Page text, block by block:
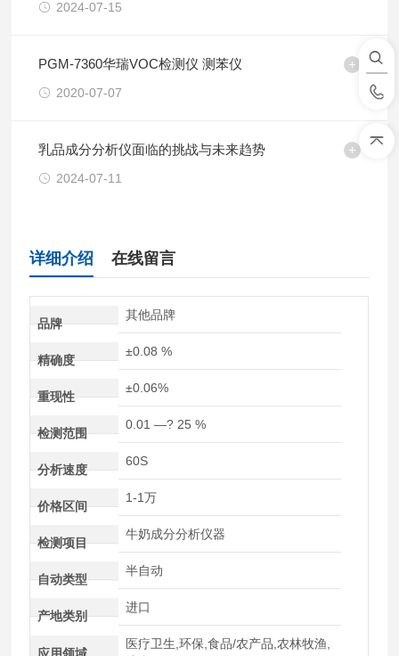
2024-07-15
PGM-7360华瑞VOC检测仪 测苯仪
2020-07-07
乳品成分分析仪面临的挑战与未来趋势
2024-07-11
详细介绍 在线留言
品牌
其他品牌
精确度
±0.08 %
重现性
±0.06%
检测范围
0.01 —? 25 %
分析速度
60S
价格区间
1-1万
检测项目
牛奶成分分析仪器
自动类型
半自动
产地类别
进口
应用领域
医疗卫生,环保,食品/农产品,农林牧渔,